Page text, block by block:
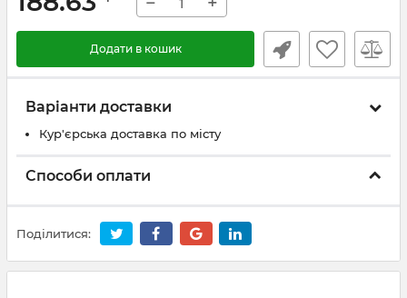
Додати в кошик
Варіанти доставки
Кур'єрська доставка по місту
Способи оплати
Поділитися: